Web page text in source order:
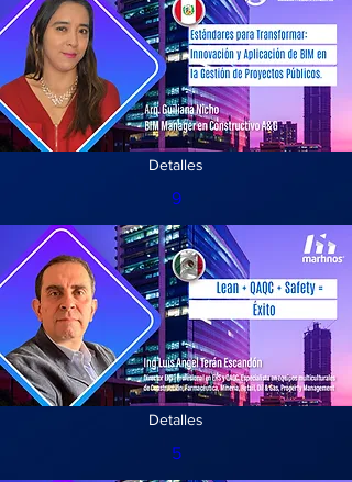
Detalles
9
Detalles
5